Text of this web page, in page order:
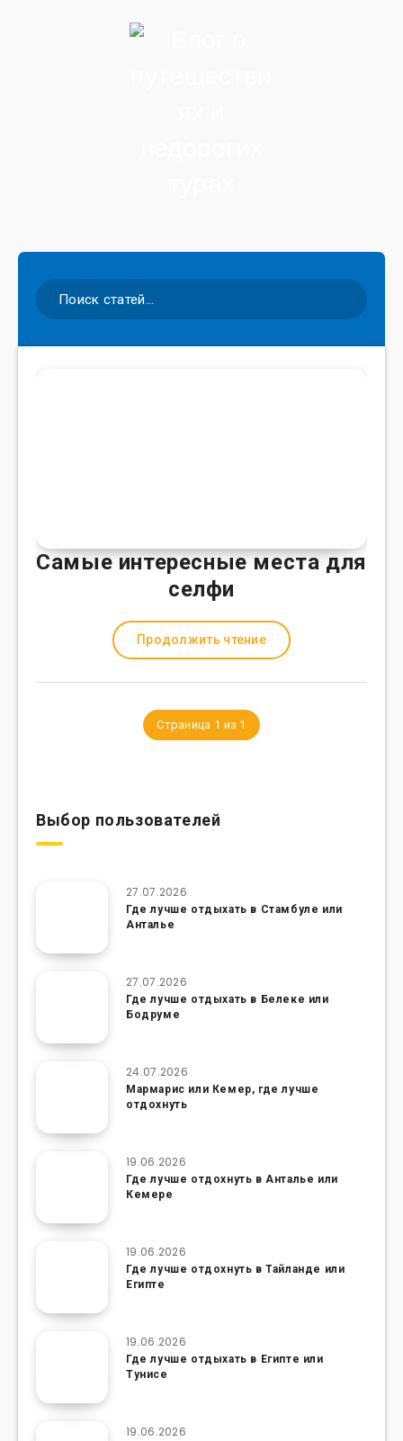
Самые интересные места для
селфи
Продолжить чтение
Страница 1 из 1
Выбор пользователей
27.07.2026
Где лучше отдыхать в Стамбуле или
Анталье
27.07.2026
Где лучше отдыхать в Белеке или
Бодруме
24.07.2026
Мармарис или Кемер, где лучше
отдохнуть
19.06.2026
Где лучше отдохнуть в Анталье или
Кемере
19.06.2026
Где лучше отдохнуть в Тайланде или
Египте
19.06.2026
Где лучше отдыхать в Египте или
Тунисе
19.06.2026